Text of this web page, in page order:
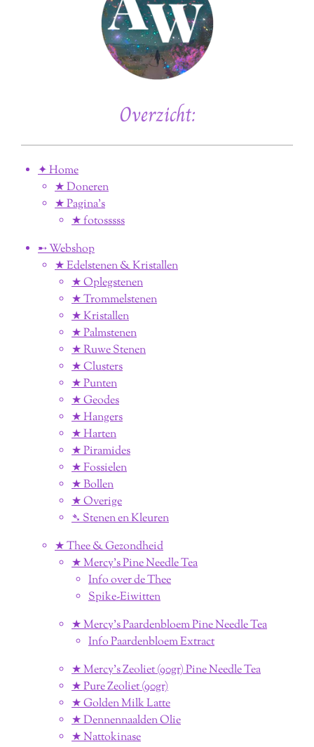
Overzicht:
✦ Home
★ Doneren
★ Pagina’s
★ fotosssss
➸ Webshop
★ Edelstenen & Kristallen
★ Oplegstenen
★ Trommelstenen
★ Kristallen
★ Palmstenen
★ Ruwe Stenen
★ Clusters
★ Punten
★ Geodes
★ Hangers
★ Harten
★ Piramides
★ Fossielen
★ Bollen
★ Overige
➴ Stenen en Kleuren
★ Thee & Gezondheid
★ Mercy's Pine Needle Tea
Info over de Thee
Spike-Eiwitten
★ Mercy's Paardenbloem Pine Needle Tea
Info Paardenbloem Extract
★ Mercy's Zeoliet (90gr) Pine Needle Tea
★ Pure Zeoliet (90gr)
★ Golden Milk Latte
★ Dennennaalden Olie
★ Nattokinase